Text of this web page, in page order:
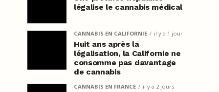
légalise le cannabis médical
CANNABIS EN CALIFORNIE il y a 1 jour
Huit ans après la
légalisation, la Californie ne
consomme pas davantage
de cannabis
CANNABIS EN FRANCE il y a 2 jours